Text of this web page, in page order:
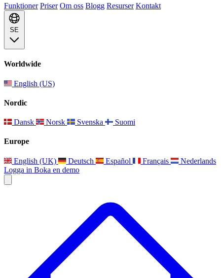
Funktioner Priser Om oss Blogg Resurser Kontakt
SE
Worldwide
English (US)
Nordic
Dansk Norsk Svenska Suomi
Europe
English (UK) Deutsch Español Français
Nederlands
Logga in Boka en demo